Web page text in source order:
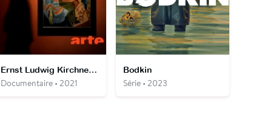
Ernst Ludwig Kirchner - Génie controversé de l'expressionnisme
Documentaire • 2021
Bodkin
Série • 2023